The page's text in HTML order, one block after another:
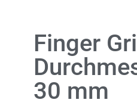
Finger
30 mm